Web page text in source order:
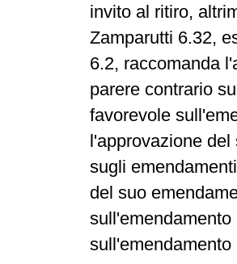
invito al ritiro,
Zamparutti 6.32,
6.2, raccomanda
parere contrario
favorevole
l'approvazione
sugli
del suo
sull'emendamento